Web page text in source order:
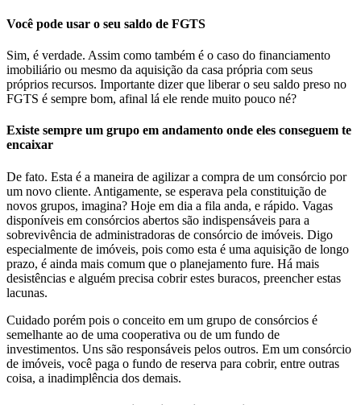
Você pode usar o seu saldo de FGTS
Sim, é verdade. Assim como também é o caso do financiamento
imobiliário ou mesmo da aquisição da casa própria com seus
próprios recursos. Importante dizer que liberar o seu saldo preso no
FGTS é sempre bom, afinal lá ele rende muito pouco né?
Existe sempre um grupo em andamento onde eles conseguem te
encaixar
De fato. Esta é a maneira de agilizar a compra de um consórcio por
um novo cliente. Antigamente, se esperava pela constituição de
novos grupos, imagina? Hoje em dia a fila anda, e rápido. Vagas
disponíveis em consórcios abertos são indispensáveis para a
sobrevivência de administradoras de consórcio de imóveis. Digo
especialmente de imóveis, pois como esta é uma aquisição de longo
prazo, é ainda mais comum que o planejamento fure. Há mais
desistências e alguém precisa cobrir estes buracos, preencher estas
lacunas.
Cuidado porém pois o conceito em um grupo de consórcios é
semelhante ao de uma cooperativa ou de um fundo de
investimentos. Uns são responsáveis pelos outros. Em um consórcio
de imóveis, você paga o fundo de reserva para cobrir, entre outras
coisa, a inadimplência dos demais.